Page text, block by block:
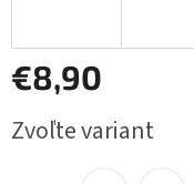
€8,90
cena:
Zvoľte variant